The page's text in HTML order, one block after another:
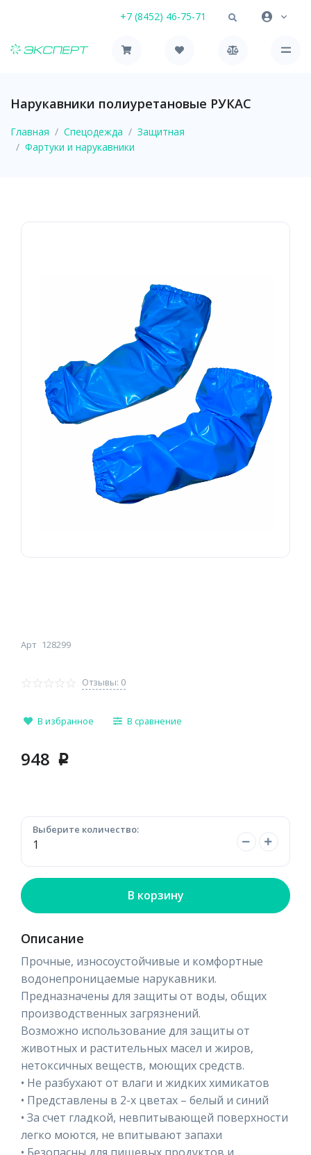
+7 (8452) 46-75-71
Нарукавники полиуретановые РУКАС
Главная Спецодежда
Защитная
Фартуки и нарукавники
Арт 128299
Отзывы: 0
В избранное В сравнение
948 p
Выберите количество:
В корзину
Описание
Прочные, износоустойчивые и комфортные
водонепроницаемые нарукавники.
Предназначены для защиты от воды, общих
производственных загрязнений.
Возможно использование для защиты от
животных и растительных масел и жиров,
нетоксичных веществ, моющих средств.
• Не разбухают от влаги и жидких химикатов
• Представлены в 2-х цветах – белый и синий
• За счет гладкой, невпитывающей поверхности
легко моются, не впитывают запахи